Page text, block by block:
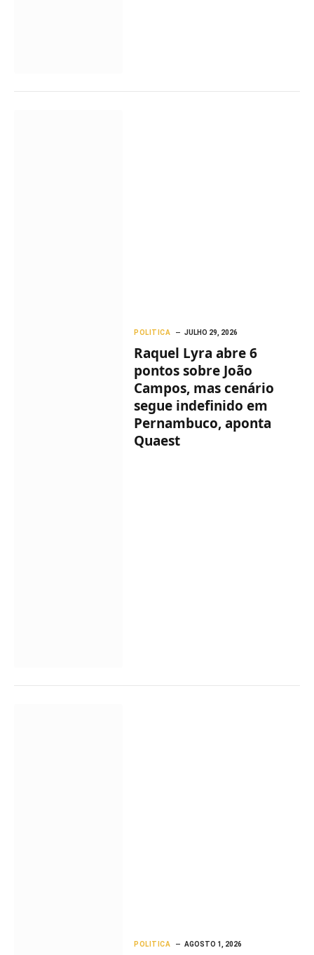
POLITICA JULHO 29, 2026
Raquel Lyra abre 6
pontos sobre João
Campos, mas cenário
segue indefinido em
Pernambuco, aponta
Quaest
POLITICA AGOSTO 1, 2026